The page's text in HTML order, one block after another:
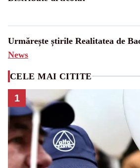
Urmărește știrile Realitatea de
News
CELE MAI CITITE
1